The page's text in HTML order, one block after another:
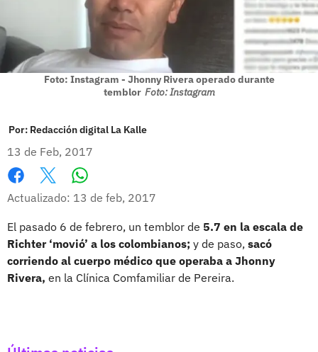
Foto: Instagram - Jhonny Rivera operado durante
temblor Foto: Instagram
Por: Redacción digital La Kalle
13 de Feb, 2017
Facebook
X
Actualizado: 13 de feb, 2017
El pasado 6 de febrero, un temblor de 5.7 en la escala de
Richter ‘movió’ a los colombianos; y de paso, sacó
corriendo al cuerpo médico que operaba a Jhonny
Rivera, en la Clínica Comfamiliar de Pereira.